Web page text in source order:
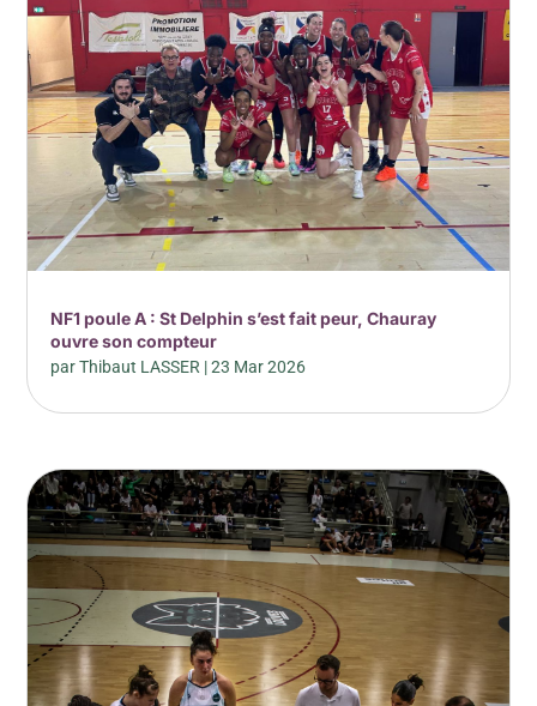
NF1 poule A : St Delphin s’est fait peur, Chauray
ouvre son compteur
parThibaut LASSER |23 Mar 2026